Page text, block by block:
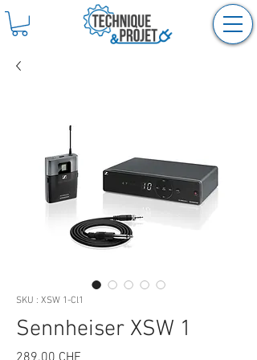
SKU : XSW 1-Cl1
Sennheiser XSW 1